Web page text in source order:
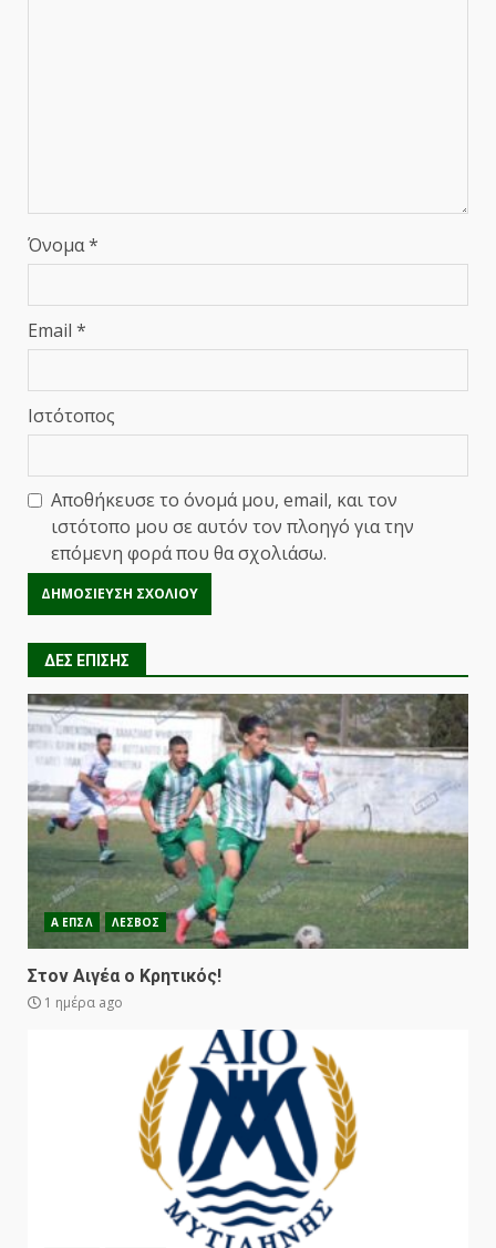
Όνομα*
Email *
Ιστότοπος
Αποθήκευσε το όνομά μου, email, και τον
ιστότοπο μου σε αυτόν τον πλοηγό για την
επόμενη φορά που θα σχολιάσω.
ΔΕΣ ΕΠΙΣΗΣ
Α ΕΠΣΛ ΛΕΣΒΟΣ
Στον Αιγέα ο Κρητικός!
1 ημέρα ago